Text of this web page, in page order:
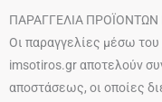
ΠΑΡΑΓΓΕΛΙΑ
Οι παραγγελίες μέσω
imsotiros.gr αποτελούν
αποστάσεως, οι οποίες